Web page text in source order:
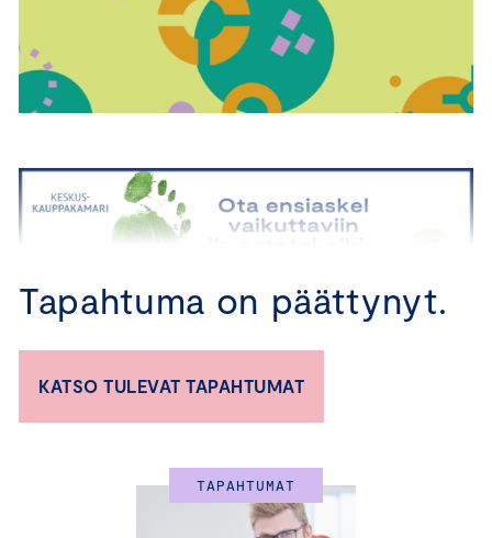
Ilmasto-ohjelman avulla yrityksesi saa
käytännönläheisen koulutuksen, työkalut ja asiantuntija-
aidosti vaikuttavien päästövähennystoimien tekemiseen
sekä mahdollisuuden tavoitella hiilineutraaliutta.
Tapahtuma on päättynyt.
KATSO TULEVAT TAPAHTUMAT
TAPAHTUMAT